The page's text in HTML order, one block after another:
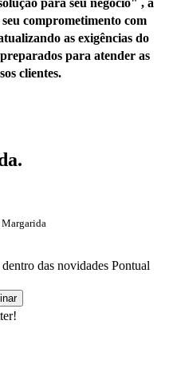
para seu negócio" , a
comprometimento com
as exigências do
para atender as
clientes.
das novidades Pontual